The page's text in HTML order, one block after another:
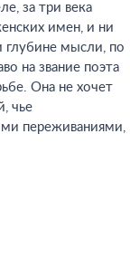
за три века
имен, и ни
глубине мысли, по
на звание поэта
Она не хочет
чье
переживаниями,